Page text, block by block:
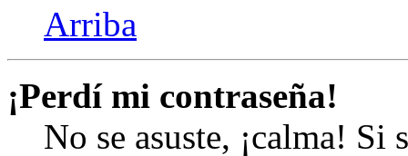
Arriba
¡Perdí mi contraseña!
No se asuste, ¡calma! Si